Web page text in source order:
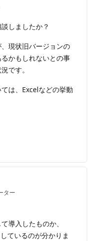
しましたか？
現状旧バージョンの
かもしれないとの事
です。
は、Excelなどの挙動
ター
導入したものか、
ているのが分かりま